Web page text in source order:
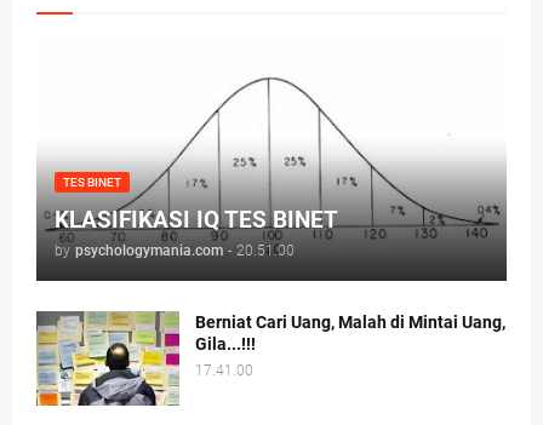
TES BINET
KLASIFIKASI IQ TES BINET
by psychologymania.com - 20.51.00
Berniat Cari Uang, Malah di Mintai Uang,
Gila...!!!
17.41.00